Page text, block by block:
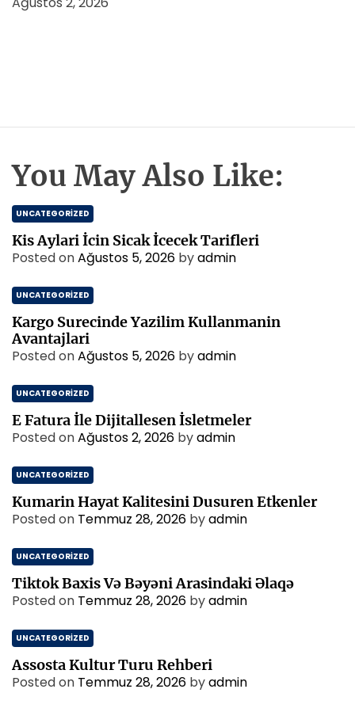
You May Also Like:
UNCATEGORIZED
Kis Aylari İcin Sicak İcecek Tarifleri
Posted onAğustos 5, 2026 byadmin
UNCATEGORIZED
Kargo Surecinde Yazilim Kullanmanin
Avantajlari
Posted onAğustos 5, 2026 byadmin
UNCATEGORIZED
E Fatura İle Dijitallesen İsletmeler
Posted onAğustos 2, 2026 byadmin
UNCATEGORIZED
Kumarin Hayat Kalitesini Dusuren Etkenler
Posted on Temmuz 28, 2026 byadmin
UNCATEGORIZED
Tiktok Baxis Və Bəyəni Arasindaki Əlaqə
Posted on Temmuz 28, 2026 byadmin
UNCATEGORIZED
Assosta Kultur Turu Rehberi
Posted on Temmuz 28, 2026 byadmin